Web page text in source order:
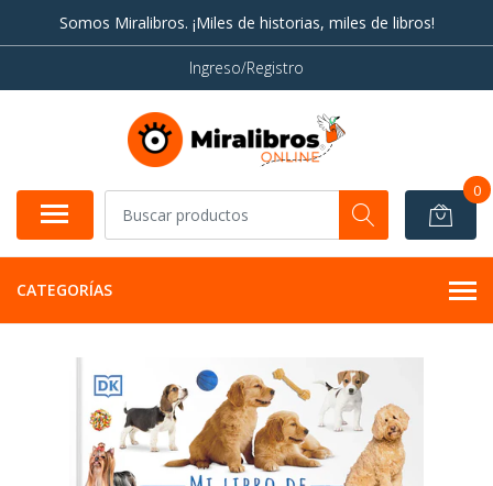
Somos Miralibros. ¡Miles de historias, miles de libros!
Ingreso/Registro
0
CATEGORÍAS